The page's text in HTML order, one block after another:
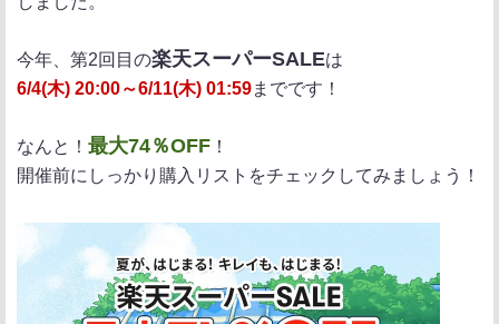
今年、第2回目の楽天スーパーSALEは
6/4(木) 20:00～6/11(木) 01:59までです！
なんと！ 最大74％OFF ！
開催前にしっかり購入リストをチェックしてみましょう！